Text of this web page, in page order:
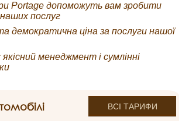
Portage допоможуть вам зробити
послуг
демократична ціна за послуги нашої
якісний менеджмент і сумлінні
ВСІ ТАРИФИ